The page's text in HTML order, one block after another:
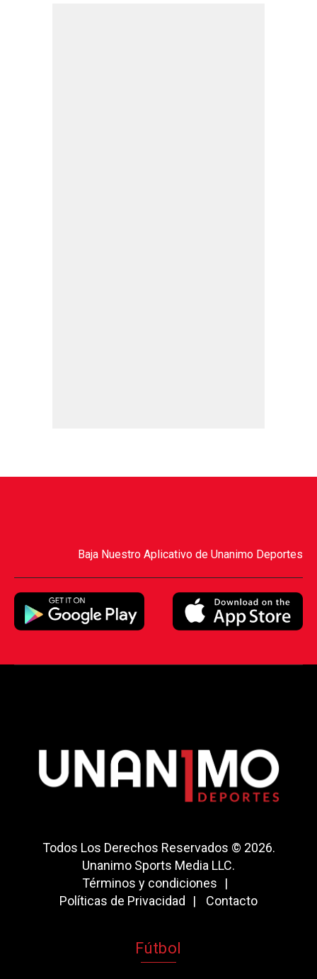
Baja Nuestro Aplicativo de Unanimo Deportes
Todos Los Derechos Reservados © 2026.
Unanimo Sports Media LLC.
Términos y condiciones
Políticas de Privacidad
Contacto
Fútbol